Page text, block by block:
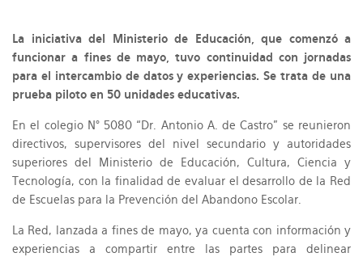
La iniciativa del Ministerio de Educación, que comenzó a
funcionar a fines de mayo, tuvo continuidad con jornadas
para el intercambio de datos y experiencias. Se trata de una
prueba piloto en 50 unidades educativas.
En el colegio N° 5080 “Dr. Antonio A. de Castro” se reunieron
directivos, supervisores del nivel secundario y autoridades
superiores del Ministerio de Educación, Cultura, Ciencia y
Tecnología, con la finalidad de evaluar el desarrollo de la Red
de Escuelas para la Prevención del Abandono Escolar.
La Red, lanzada a fines de mayo, ya cuenta con información y
experiencias a compartir entre las partes para delinear